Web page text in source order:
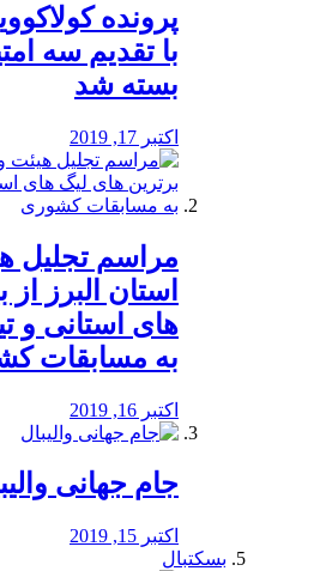
پرونده
با تقدیم سه
بسته شد
اکتبر 17, 2019
مراسم تجلیل
استان البرز
های استانی و
به مسابقات
اکتبر 16, 2019
جام جهانی
اکتبر 15, 2019
بسکتبال